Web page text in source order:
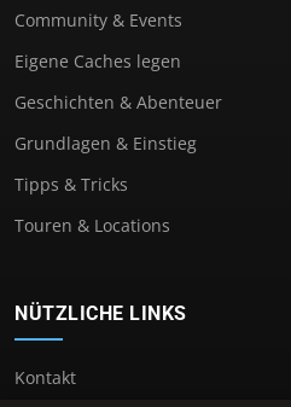
Community & Events
Eigene Caches legen
Geschichten & Abenteuer
Grundlagen & Einstieg
Tipps & Tricks
Touren & Locations
NÜTZLICHE LINKS
Kontakt